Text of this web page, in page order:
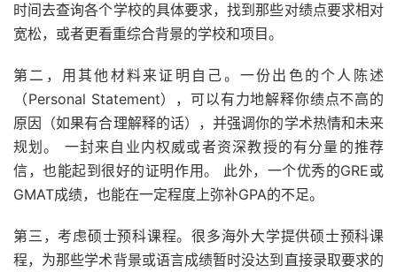
时间去查询各个学校的具体要求，找到那些对绩点要求相对
宽松，或者更看重综合背景的学校和项目。
第二，用其他材料来证明自己。一份出色的个人陈述
（Personal Statement），可以有力地解释你绩点不高的
原因（如果有合理解释的话），并强调你的学术热情和未来
规划。 一封来自业内权威或者资深教授的有分量的推荐
信，也能起到很好的证明作用。 此外，一个优秀的GRE或
GMAT成绩，也能在一定程度上弥补GPA的不足。
第三，考虑硕士预科课程。很多海外大学提供硕士预科课
程，为那些学术背景或语言成绩暂时没达到直接录取要求的